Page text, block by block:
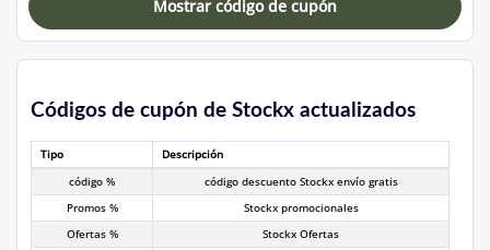
Mostrar código de cupón
Códigos de cupón de Stockx actualizados
Tipo
Descripción
código %
código descuento Stockx envío gratis
Promos %
Stockx promocionales
Ofertas %
Stockx Ofertas